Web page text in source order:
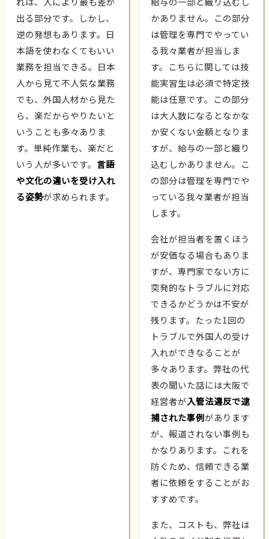
出る部分です。しかし、
逆の発想もあります。日
本語を使わなくてもいい
業務を担当できる。日本
人から見て不人気な業務
でも、外国人材から見た
ら、楽だからやりたいと
いうことも多々ありま
す。単純作業も、楽だと
いう人が多いです。 言語
や文化の違いを受け入れ
る姿勢が求められます。
かありません。この部分
は管理を専門でやってい
る我々業者が担当しま
す。こちらに関しては技
能実習生は必須で特定技
能は任意です。この部分
は大人数になるとなかな
か安くない金額となりま
すが、給与の一部と織り
込むしかありません。こ
の部分は管理を専門でや
っている我々業者が担当
します。
会社が担当者を置くほう
が安価なる場合もありま
すが、専門家でない方に
突発的なトラブルに対応
できるかどうかは不安が
残ります。たった1回の
トラブルで外国人の受け
入れができなることが
多々あります。弊社の代
表の聞いた話には大阪で
経営者が入管法違反で逮
捕された事例があります
が、報道されない事例も
かなりあります。これを
防ぐため、信頼できる業
者に依頼をすることがお
すすめです。
また、コストも、弊社は